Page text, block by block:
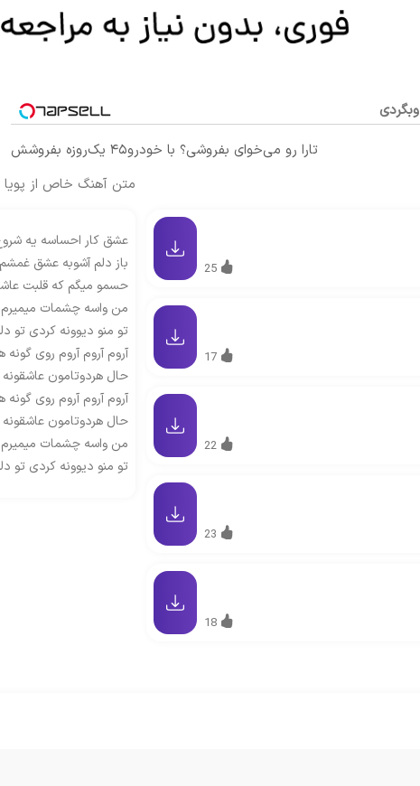
وبگردی
تارا رو می‌خوای بفروشی؟ با خودرو۴۵ یک‌روزه بفروشش
متن آهنگ خاص از پویا
عشق کار احساسه یه
باز دلم آشوبه عشق
حسمو میگم که قلبت
من واسه چشمات میمیرم
تو منو دیوونه کردی تو
آروم آروم آروم روی
حال هردوتامون عاشقونه
آروم آروم آروم روی
حال هردوتامون عاشقونه
من واسه چشمات میمیرم
تو منو دیوونه کردی تو
25
17
22
23
18